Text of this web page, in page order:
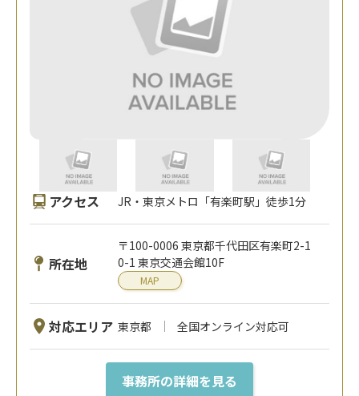
アクセス JR・東京メトロ「有楽町駅」徒歩1分
所在地
〒100-0006 東京都千代田区有楽町2-1
0-1 東京交通会館10F
MAP
対応エリア 東京都 全国オンライン対応可
事務所の詳細を見る